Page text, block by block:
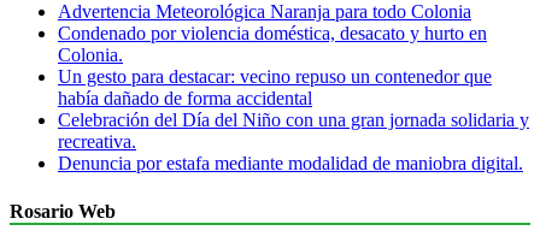
Advertencia Meteorológica Naranja para todo Colonia
Condenado por violencia doméstica, desacato y hurto en
Colonia.
Un gesto para destacar: vecino repuso un contenedor que
había dañado de forma accidental
Celebración del Día del Niño con una gran jornada solidaria y
recreativa.
Denuncia por estafa mediante modalidad de maniobra digital.
Rosario Web